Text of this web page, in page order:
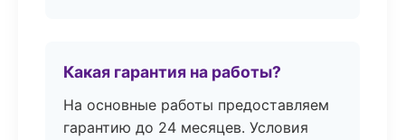
Какая гарантия на работы?
На основные работы предоставляем
гарантию до 24 месяцев. Условия